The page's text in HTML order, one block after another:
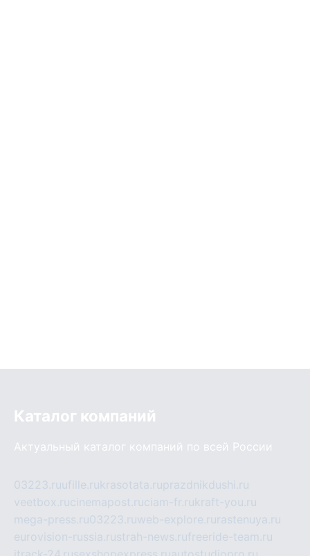
Каталог компаний
Актуальный каталог компаний по всей России
03223.ruufille.rukrasotata.ruprazdnikdushi.ru
veetbox.rucinemapost.ruciam-fr.rukraft-you.ru
mega-press.ru03223.ruweb-explore.ru rastenuya.ru
eurovision-russia.rustrah-news.rufreeride-team.ru